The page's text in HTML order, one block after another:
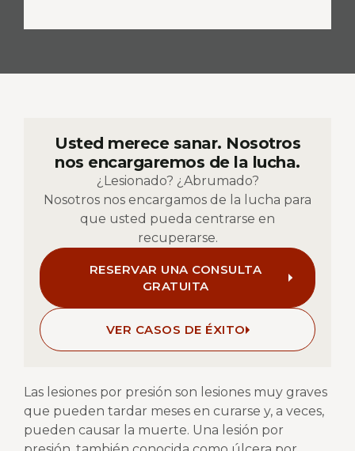
Usted merece sanar. Nosotros
nos encargaremos de la lucha.
¿Lesionado? ¿Abrumado?
Nosotros nos encargamos de la lucha para
que usted pueda centrarse en
recuperarse.
RESERVAR UNA CONSULTA
GRATUITA
VER CASOS DE ÉXITO
Las lesiones por presión son lesiones muy graves
que pueden tardar meses en curarse y, a veces,
pueden causar la muerte. Una lesión por